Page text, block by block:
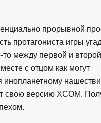
прорывной
протагониста игры
между первой и
с отцом как могут
инопланетному
свою версию XCOM.